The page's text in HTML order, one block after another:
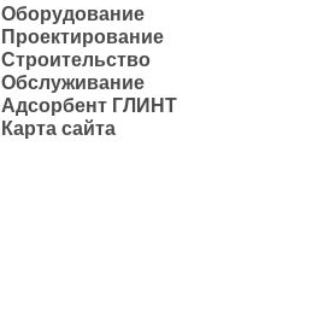
Оборудование
Проектирование
Строительство
Обслуживание
Адсорбент ГЛИНТ
Карта сайта